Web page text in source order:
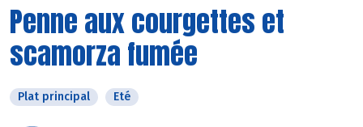
Penne aux courgettes et
scamorza fumée
Plat principal Eté